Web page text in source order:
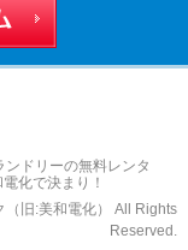
ドリーの無料レンタ
電化で決まり！
旧:美和電化） All Rights
Reserved.